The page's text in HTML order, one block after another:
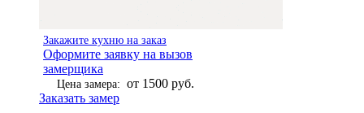
Закажите кухню на заказ
Оформите заявку на вызов
замерщика
Цена замера: от 1500 руб.
Заказать замер